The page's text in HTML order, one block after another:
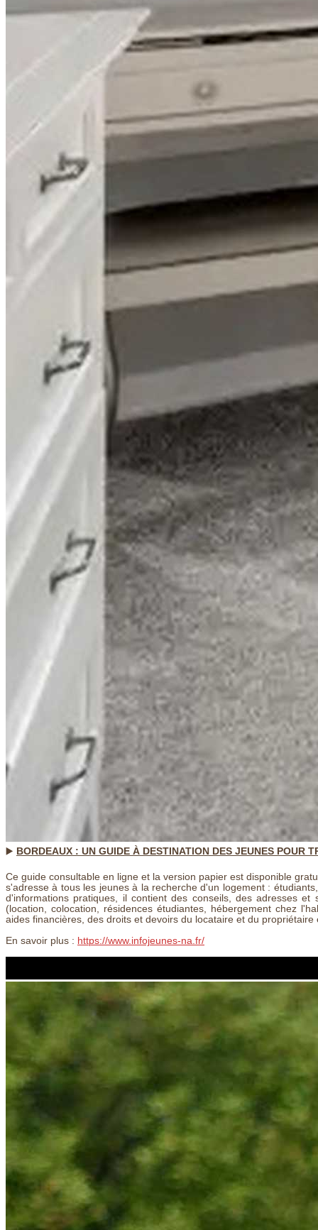
▶️ BORDEAUX : UN GUIDE À DESTINATION DES JEUNES POUR
Ce guide consultable en ligne et la version papier est disponible
s'adresse à tous les jeunes à la recherche d'un logement :
d'informations pratiques, il contient des conseils, des adresses
(location, colocation, résidences étudiantes, hébergement chez
aides financières, des droits et devoirs du locataire et du
En savoir plus : https://www.infojeunes-na.fr/